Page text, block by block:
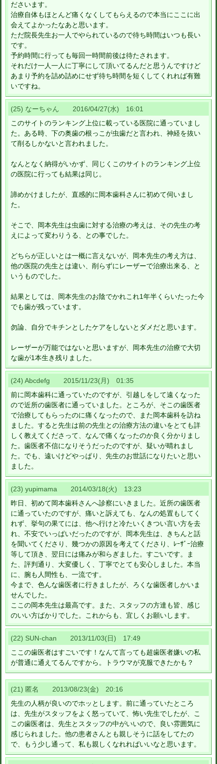
ださいます。
治療自体もほとんど痛くなくしてもらえるので本当にここに出
会えてよかったなあと思います。
ただ院長先生お一人でやられているので待ち時間はいつも長い
です。
予約時間に行っても毎回一時間前後は待たされます。
それだけ一人一人に丁寧にして頂いてるんだと思うんですけど
あまり予約を詰め詰めにせず待ち時間を短くしてくれれば有難
いですね。
(25) なーちゃん 2016/04/27(水) 16:01
このサイトのランキング上位に載っている医院に通っていまし
た。ある時、下の奥歯の根っこが虫歯だと言われ、神経を抜い
て削るしかないと言われました。
なんとなく納得がいかず、同じくこのサイトのランキング上位
の医院に行っても結果は同じ。
諦めかけましたが、直感的に岡本歯科さんに初めて伺いまし
た。
そこで、岡本先生は虫歯に対する治療の考えは、その先生の考
えによって変わりうる、との事でした。
どちらが正しいとは一概に言えないが、岡本先生の考え方は、
他の医院の先生とは違い、削らずにレーザーで治療出来る、と
いうものでした。
結果としては、岡本先生のお陰でかれこれ1年半くらいたった今
でも歯が残っています。
勿論、自分でキチンとしたケアをしないとダメだと思います。
レーザーが万能ではないと思いますが、岡本先生の治療で大切
な歯が1本生き残りました。
(24) Abcdefg 2015/11/23(月) 01:35
前に岡本歯科に通っていたのですが、引越しをして遠くなった
ので近所の歯医者に通っていました。ところが、そこの歯医者
で治療してもらったのに痛くなったので、また岡本歯科を訪ね
ました。すると先生は前の先生との治療方法の違いをとても詳
しく教えてくださって、なんで痛くなったのか良く分かりまし
た。歯医者不信になりそうだったのですが、疑いが晴れまし
た。でも、遠いけどやっぱり、先生のお世話になりたいと思い
ました。
(23) yupimama 2014/03/18(火) 13:23
昨日、初めて岡本歯科さんへ診察にいきました。近所の歯医者
に通っていたのですが、痛いと訴えても、なんの処置もしてく
れず、挙句の果てには、他へ行けと冷たいくきつい言い方を去
れ、不安でいっぱいだったのですが、岡本先生は、きちんと話
を聞いてくださり、幾つかの原因を考えてくださり、ﾚｰｻﾞｰ治療
等して頂き、翌日には痛みが和らぎました。すごいです。ま
た、評判通り、大変優しく、丁寧でとても安心しました。本当
に、腕も人間性も、一流です。
今まで、色んな歯医者に行きましたが、ろくな歯医者しかいま
せんでした。
ここの岡本先生は最高です。また、スタッフの方達も皆、感じ
のいい方ばかりでした。これからも、宜しくお願いします。
(22) SUN-chan 2013/11/03(日) 17:49
ここの歯医者はすごいです！なんて言っても超歯医者嫌いの私
が普通に通えてるんですから。トラウマが克服できたかも？
(21) 匿名 2013/08/23(金) 20:16
先生の人柄が良いのでホッとします。前に通っていたところ
は、先生がスタッフをよく怒っていて、怖い先生でしたが、こ
この歯医者は、先生とスタッフの中がいいので、良い雰囲気に
感じられました。他の患者さんとも親しそうに話をしてたの
で、もう少し通って、私も親しくなれればいいなと思います。